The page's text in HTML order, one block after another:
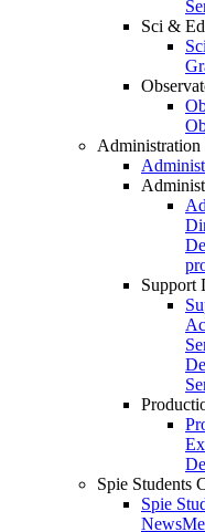
Sci &
Support
Spie Students
Spie
News